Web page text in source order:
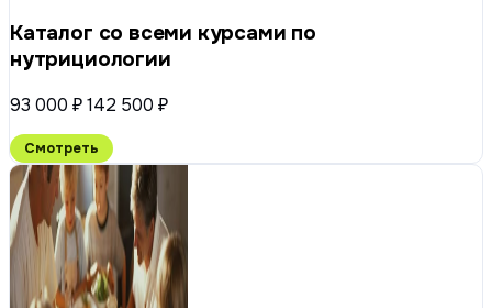
Каталог со всеми курсами по
нутрициологии
93 000 ₽142 500 ₽
Смотреть